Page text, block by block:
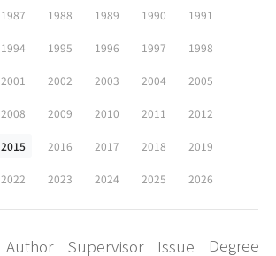
1987 1988 1989 1990 1991
1994 1995 1996 1997 1998
2001 2002 2003 2004 2005
2008 2009 2010 2011 2012
2015 2016 2017 2018 2019
2022 2023 2024 2025 2026
Author Supervisor
Issue
Degree